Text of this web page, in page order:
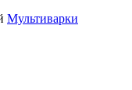
Мультиварки